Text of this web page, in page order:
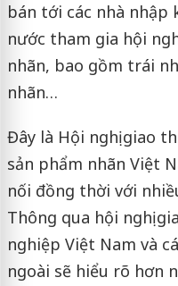
bán tới các nhà nhập
nước tham gia hội
nhãn, bao gồm trái
nhãn…
Đây là Hội nghị giao
sản phẩm nhãn Việt
nối đồng thời với
Thông qua hội nghị
nghiệp Việt Nam và
ngoài sẽ hiểu rõ hơn